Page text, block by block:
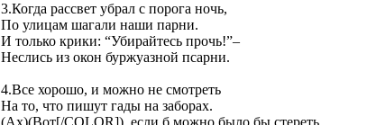
3.Когда рассвет убрал с порога ночь,
По улицам шагали наши парни.
И только крики: “Убирайтесь прочь!”–
Неслись из окон буржуазной псарни.
4.Все хорошо, и можно не смотреть
На то, что пишут гады на заборах.
(Ах)(Вот[/COLOR]), если б можно было бы стереть